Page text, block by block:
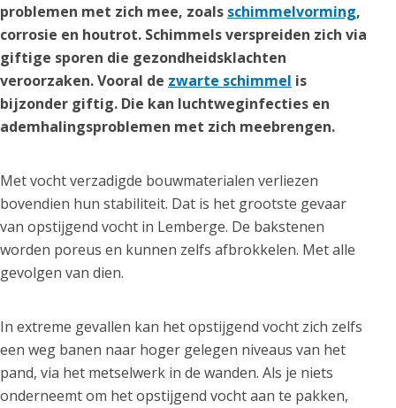
problemen met zich mee, zoals schimmelvorming,
corrosie en houtrot. Schimmels verspreiden zich via
giftige sporen die gezondheidsklachten
veroorzaken. Vooral de zwarte schimmel is
bijzonder giftig. Die kan luchtweginfecties en
ademhalingsproblemen met zich meebrengen.
Met vocht verzadigde bouwmaterialen verliezen
bovendien hun stabiliteit. Dat is het grootste gevaar
van opstijgend vocht in Lemberge. De bakstenen
worden poreus en kunnen zelfs afbrokkelen. Met alle
gevolgen van dien.
In extreme gevallen kan het opstijgend vocht zich zelfs
een weg banen naar hoger gelegen niveaus van het
pand, via het metselwerk in de wanden. Als je niets
onderneemt om het opstijgend vocht aan te pakken,